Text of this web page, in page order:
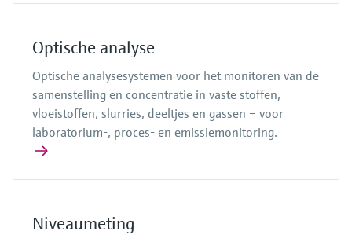
Optische analyse
Optische analysesystemen voor het monitoren van de
samenstelling en concentratie in vaste stoffen,
vloeistoffen, slurries, deeltjes en gassen – voor
laboratorium-, proces- en emissiemonitoring.
Niveaumeting